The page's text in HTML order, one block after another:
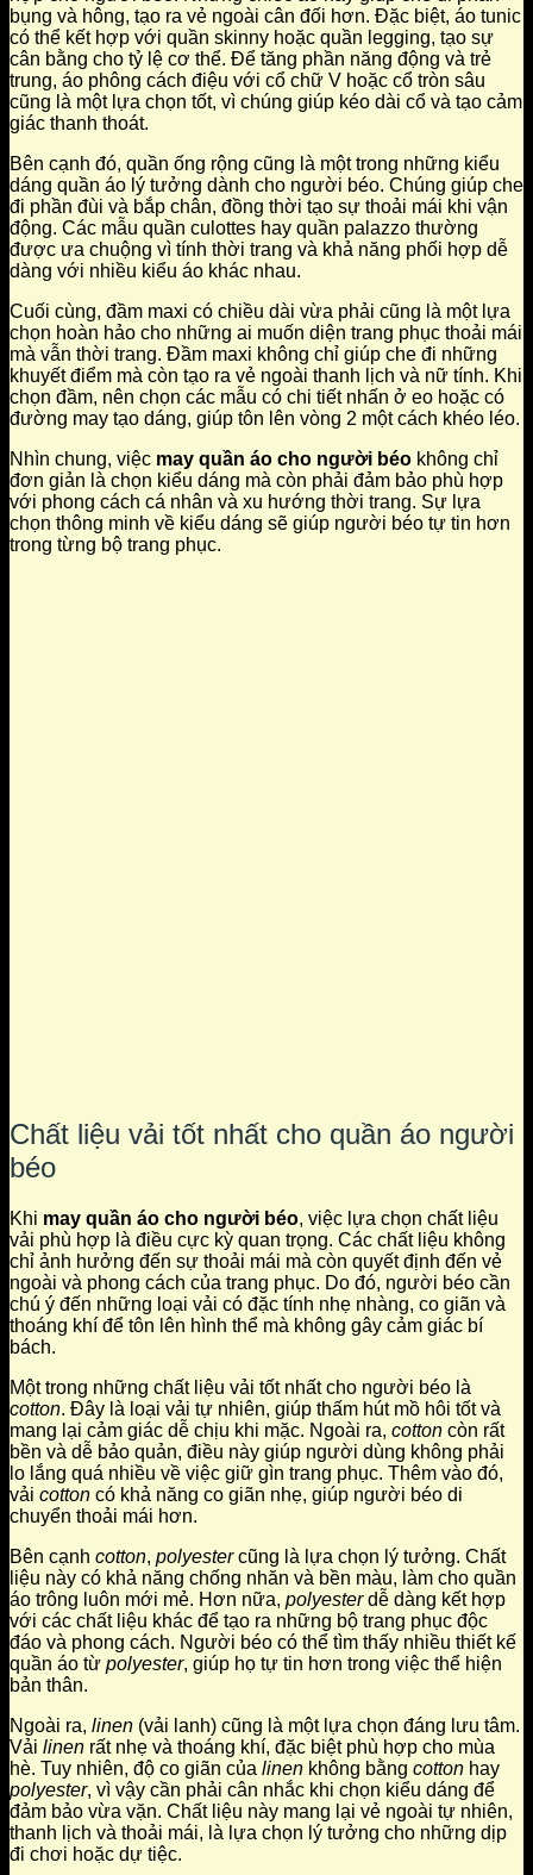
bụng và hông, tạo ra vẻ ngoài cân đối hơn. Đặc biệt, áo tunic
có thể kết hợp với quần skinny hoặc quần legging, tạo sự
cân bằng cho tỷ lệ cơ thể. Để tăng phần năng động và trẻ
trung, áo phông cách điệu với cổ chữ V hoặc cổ tròn sâu
cũng là một lựa chọn tốt, vì chúng giúp kéo dài cổ và tạo cảm
giác thanh thoát.
Bên cạnh đó, quần ống rộng cũng là một trong những kiểu
dáng quần áo lý tưởng dành cho người béo. Chúng giúp che
đi phần đùi và bắp chân, đồng thời tạo sự thoải mái khi vận
động. Các mẫu quần culottes hay quần palazzo thường
được ưa chuộng vì tính thời trang và khả năng phối hợp dễ
dàng với nhiều kiểu áo khác nhau.
Cuối cùng, đầm maxi có chiều dài vừa phải cũng là một lựa
chọn hoàn hảo cho những ai muốn diện trang phục thoải mái
mà vẫn thời trang. Đầm maxi không chỉ giúp che đi những
khuyết điểm mà còn tạo ra vẻ ngoài thanh lịch và nữ tính. Khi
chọn đầm, nên chọn các mẫu có chi tiết nhấn ở eo hoặc có
đường may tạo dáng, giúp tôn lên vòng 2 một cách khéo léo.
Nhìn chung, việc may quần áo cho người béo không chỉ
đơn giản là chọn kiểu dáng mà còn phải đảm bảo phù hợp
với phong cách cá nhân và xu hướng thời trang. Sự lựa
chọn thông minh về kiểu dáng sẽ giúp người béo tự tin hơn
trong từng bộ trang phục.
Chất liệu vải tốt nhất cho quần áo người
béo
Khi may quần áo cho người béo, việc lựa chọn chất liệu
vải phù hợp là điều cực kỳ quan trọng. Các chất liệu không
chỉ ảnh hưởng đến sự thoải mái mà còn quyết định đến vẻ
ngoài và phong cách của trang phục. Do đó, người béo cần
chú ý đến những loại vải có đặc tính nhẹ nhàng, co giãn và
thoáng khí để tôn lên hình thể mà không gây cảm giác bí
bách.
Một trong những chất liệu vải tốt nhất cho người béo là
cotton. Đây là loại vải tự nhiên, giúp thấm hút mồ hôi tốt và
mang lại cảm giác dễ chịu khi mặc. Ngoài ra, cotton còn rất
bền và dễ bảo quản, điều này giúp người dùng không phải
lo lắng quá nhiều về việc giữ gìn trang phục. Thêm vào đó,
vải cotton có khả năng co giãn nhẹ, giúp người béo di
chuyển thoải mái hơn.
Bên cạnh cotton, polyestercũng là lựa chọn lý tưởng. Chất
liệu này có khả năng chống nhăn và bền màu, làm cho quần
áo trông luôn mới mẻ. Hơn nữa, polyesterdễ dàng kết hợp
với các chất liệu khác để tạo ra những bộ trang phục độc
đáo và phong cách. Người béo có thể tìm thấy nhiều thiết kế
quần áo từ polyester, giúp họ tự tin hơn trong việc thể hiện
bản thân.
Ngoài ra, linen (vải lanh) cũng là một lựa chọn đáng lưu tâm.
Vải linen rất nhẹ và thoáng khí, đặc biệt phù hợp cho mùa
hè. Tuy nhiên, độ co giãn của linen không bằng cotton hay
polyester, vì vậy cần phải cân nhắc khi chọn kiểu dáng để
đảm bảo vừa vặn. Chất liệu này mang lại vẻ ngoài tự nhiên,
thanh lịch và thoải mái, là lựa chọn lý tưởng cho những dịp
đi chơi hoặc dự tiệc.